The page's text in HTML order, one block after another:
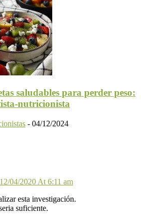
saludables para perder peso:
nutricionista
- 04/12/2024
12/04/2020 At 6:11 am
esta investigación.
suficiente.